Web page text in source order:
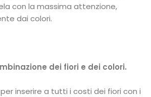
con la massima attenzione,
dai colori.
dei fiori e dei colori.
inserire a tutti i costi dei fiori con i